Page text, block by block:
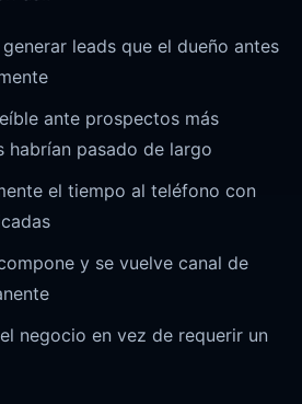
leads que el dueño antes
ante prospectos más
habrían pasado de largo
el tiempo al teléfono con
y se vuelve canal de
negocio en vez de requerir un